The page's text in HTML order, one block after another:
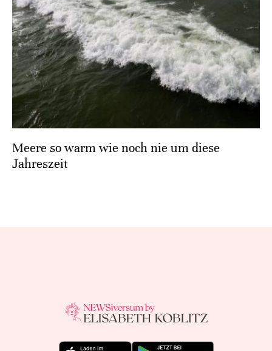
Meere so warm wie noch nie um diese
Jahreszeit